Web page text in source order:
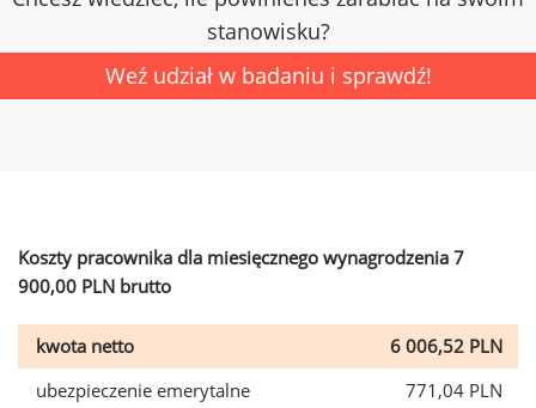
stanowisku?
Weź udział w badaniu i sprawdź!
Koszty pracownika dla miesięcznego wynagrodzenia 7
900,00 PLN brutto
kwota netto
6 006,52 PLN
ubezpieczenie emerytalne
771,04 PLN